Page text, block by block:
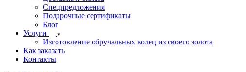
Спецпредложения
Подарочные сертификаты
Блог
Услуги
Изготовление обручальных колец из своего золота
Как заказать
Контакты